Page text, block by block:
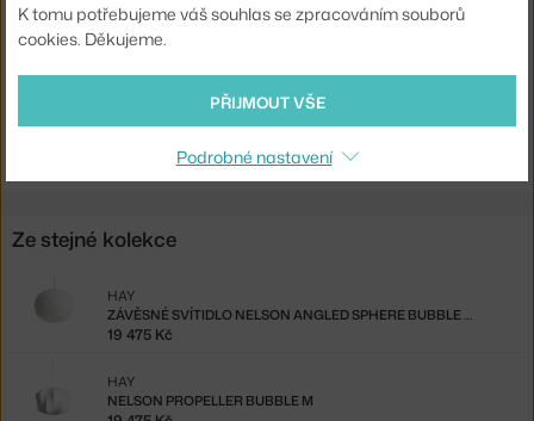
Kód produktu
HAY-AB106-A601-AB14
Shopping from the EU? Switch to
Nelson Pear S
Ze stejné kolekce
ZÁVĚSNÉ SVÍTIDLO NELSON ANGLED SPHERE BUBBLE M
HAY
19 475 Kč
NELSON PROPELLER BUBBLE M
HAY
K tomu potřebujeme váš souhlas se zpracováním souborů
cookies. Děkujeme.
PŘIJMOUT VŠE
Podrobné nastavení